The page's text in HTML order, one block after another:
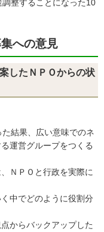
整することになった10
への意見
したＮＰＯからの状
結果、広い意味でのネ
運営グループをつくる
ＮＰＯと行政を実際に
中でどのように役割分
からバックアップした